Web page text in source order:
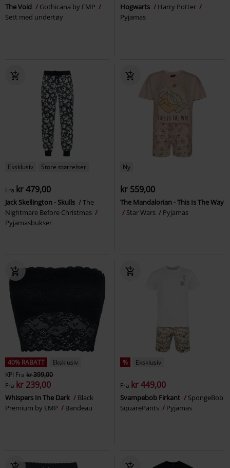
The Void
Gothicana by EMP
Sett med undertøy
Hogwarts
Harry Potter
Pyjamas
Eksklusiv Store størrelser
Fra kr 479,00
Jack Skellington - Skulls
The
Nightmare Before Christmas
Pyjamasbukser
Ny
kr 559,00
The Mandalorian - This Is The Way
Star Wars
Pyjamas
40% RABATT
Eksklusiv
KPI Fra kr 399,00
Fra kr 239,00
Whispers In The Dark
Black
Premium by EMP
Bandeau
% Eksklusiv
Fra kr 449,00
Svampebob Firkant
SpongeBob
SquarePants
Pyjamas